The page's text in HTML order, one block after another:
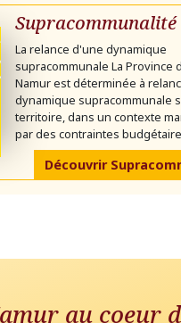
Supracommunalité
La relance d'une dynamique
supracommunale La Province
Namur est déterminée à
dynamique supracommunale
territoire, dans un contexte
par des contraintes
Découvrir
au coeur